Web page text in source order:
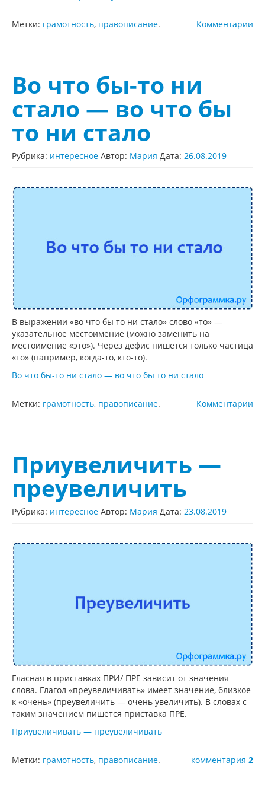
Комментарии
Метки: грамотность, правописание.
Во что бы-то ни
стало — во что бы
то ни стало
Рубрика: интересное Автор: Мария Дата: 26.08.2019
В выражении «во что бы то ни стало» слово «то» —
указательное местоимение (можно заменить на
местоимение «это»). Через дефис пишется только частица
«то» (например, когда-то, кто-то).
Во что бы-то ни стало — во что бы то ни стало
Комментарии
Метки: грамотность, правописание.
Приувеличить —
преувеличить
Рубрика: интересное Автор: Мария Дата: 23.08.2019
Гласная в приставках ПРИ/ ПРЕ зависит от значения
слова. Глагол «преувеличивать» имеет значение, близкое
к «очень» (преувеличить — очень увеличить). В словах с
таким значением пишется приставка ПРЕ.
Приувеличивать — преувеличивать
комментария 2
Метки: грамотность, правописание.